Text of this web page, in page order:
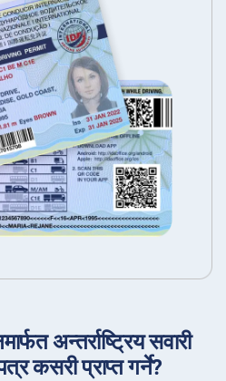
अन्तर्राष्ट्रिय सवारी
कसरी प्राप्त गर्ने?